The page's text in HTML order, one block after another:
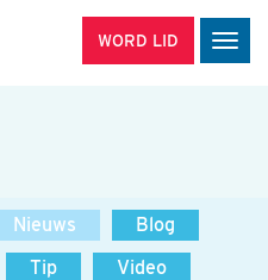
WORD LID
Nieuws
Blog
Tip
Video